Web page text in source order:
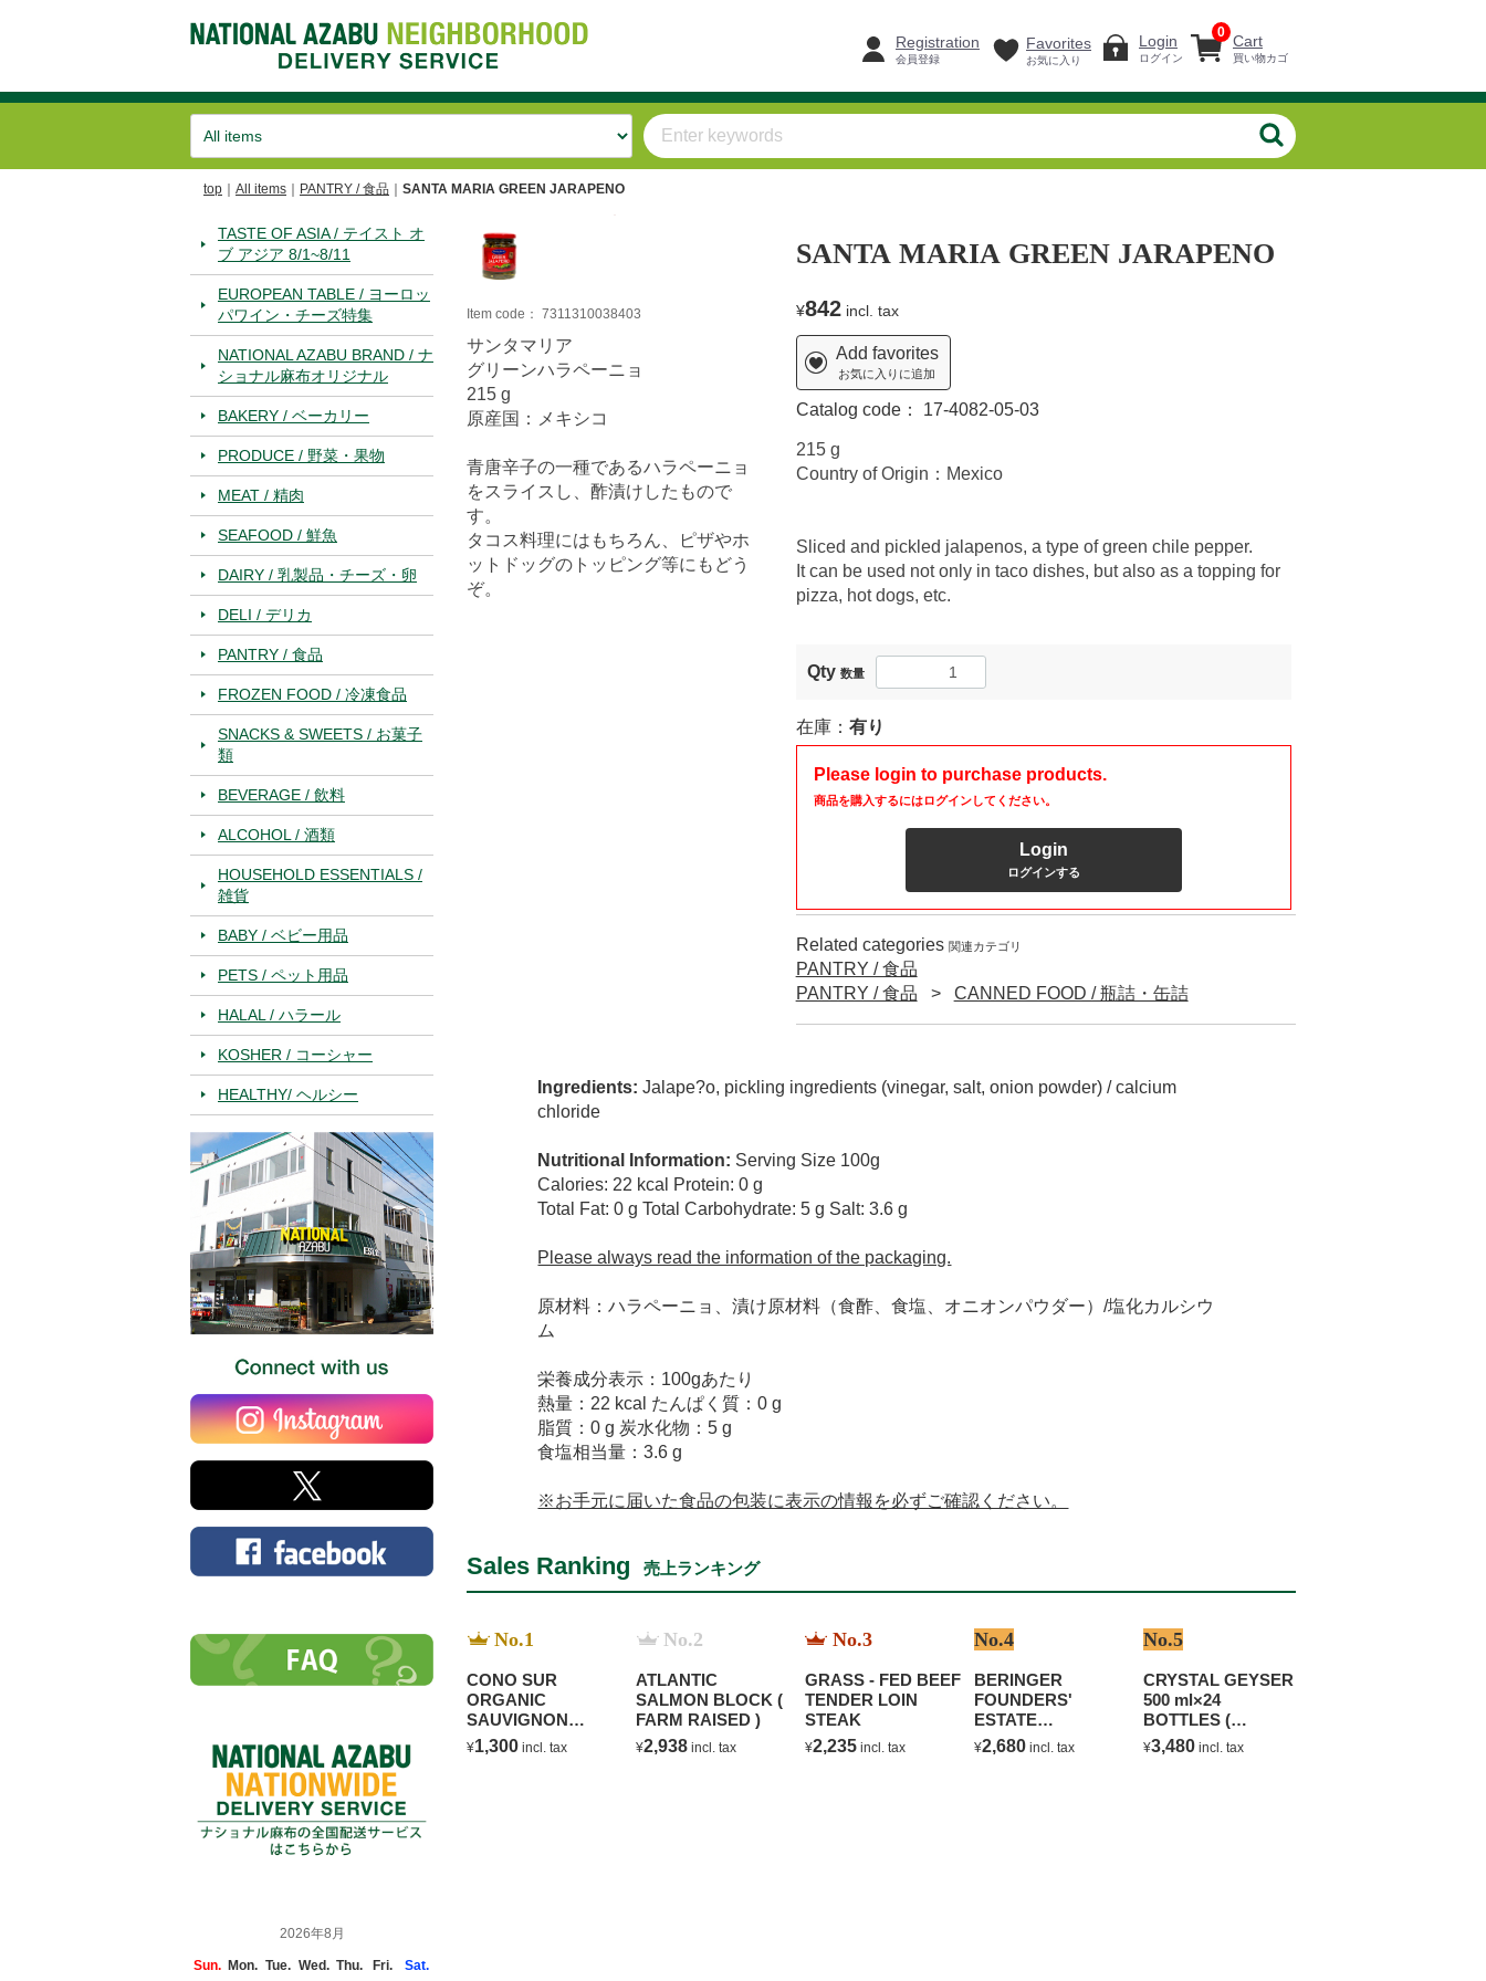
Cart
買い物カゴ
0
Registration
会員登録
Favorites
お気に入り
Login
ログイン
top All items PANTRY / 食品 SANTA MARIA GREEN JARAPENO
TASTE OF ASIA / テイスト オ
ブ アジア 8/1~8/11
EUROPEAN TABLE / ヨーロッ
パワイン・チーズ特集
NATIONAL AZABU BRAND / ナ
ショナル麻布オリジナル
BAKERY / ベーカリー
PRODUCE / 野菜・果物
MEAT / 精肉
SEAFOOD / 鮮魚
DAIRY / 乳製品・チーズ・卵
DELI / デリカ
PANTRY / 食品
FROZEN FOOD / 冷凍食品
SNACKS & SWEETS / お菓子
類
BEVERAGE / 飲料
ALCOHOL / 酒類
HOUSEHOLD ESSENTIALS /
雑貨
BABY / ベビー用品
PETS / ペット用品
HALAL / ハラール
KOSHER / コーシャー
HEALTHY/ ヘルシー
2026年8月
Sun. Mon. Tue. Wed. Thu. Fri.
Sat.
SANTA MARIA GREEN JARAPENO
¥842incl. tax
Add favorites
お気に入りに追加
Catalog code： 17-4082-05-03
215 g
Country of Origin：Mexico
Sliced and pickled jalapenos, a type of green chile pepper.
It can be used not only in taco dishes, but also as a topping for
pizza, hot dogs, etc.
Qty 数量
在庫： 有り
Please login to purchase products.
商品を購入するにはログインしてください。
Login
ログインする
Item code： 7311310038403
サンタマリア
グリーンハラペーニョ
215 g
原産国：メキシコ
青唐辛子の一種であるハラペーニョ
をスライスし、酢漬けしたもので
す。
タコス料理にはもちろん、ピザやホ
ットドッグのトッピング等にもどう
ぞ。
Related categories 関連カテゴリ
PANTRY / 食品
PANTRY / 食品
CANNED FOOD / 瓶詰・缶詰
Ingredients:Jalape?o, pickling ingredients (vinegar, salt, onion powder) / calcium
chloride
Nutritional Information: Serving Size 100g
Calories: 22 kcal Protein: 0 g
Total Fat: 0 g Total Carbohydrate: 5 g Salt: 3.6 g
Please always read the information of the packaging.
原材料：ハラペーニョ、漬け原材料（食酢、食塩、オニオンパウダー）/塩化カルシウ
ム
栄養成分表示：100gあたり
熱量：22 kcal たんぱく質：0 g
脂質：0 g 炭水化物：5 g
食塩相当量：3.6 g
※お手元に届いた食品の包装に表示の情報を必ずご確認ください。
Sales Ranking 売上ランキング
No.1
CONO SUR
ORGANIC
SAUVIGNON
BLANC
¥1,300 incl. tax
No.2
ATLANTIC
SALMON BLOCK (
FARM RAISED )
¥2,938 incl. tax
No.3
GRASS - FED BEEF
TENDER LOIN
STEAK
¥2,235 incl. tax
No.4
BERINGER
FOUNDERS'
ESTATE
CHARDONNAY
¥2,680 incl. tax
No.5
CRYSTAL GEYSER
500 ml×24
BOTTLES (
NATURAL
MINERAL WATER )
¥3,480 incl. tax